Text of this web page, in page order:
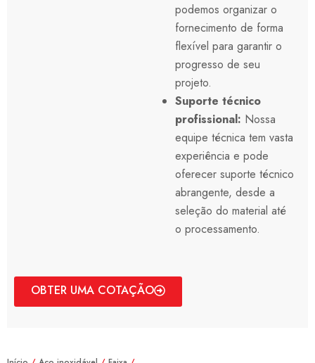
podemos organizar o
fornecimento de forma
flexível para garantir o
progresso de seu
projeto.
Suporte técnico
profissional: Nossa
equipe técnica tem vasta
experiência e pode
oferecer suporte técnico
abrangente, desde a
seleção do material até
o processamento.
OBTER UMA COTAÇÃO